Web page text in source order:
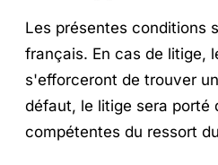
Les présentes conditions
français. En cas de litige,
s'efforceront de trouver
défaut, le litige sera porté
compétentes du ressort